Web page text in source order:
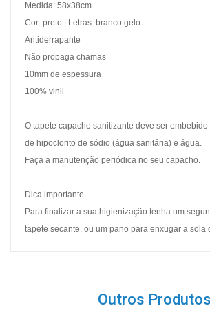
Medida: 58x38cm
Cor: preto | Letras: branco gelo
Antiderrapante
Não propaga chamas
10mm de espessura
100% vinil
O tapete capacho sanitizante deve ser
de hipoclorito de sódio (água sanitária) e água.
Faça a manutenção periódica no seu capacho.
Dica importante
Para finalizar a sua higienização tenha um
tapete secante, ou um pano para enxugar a sola
Outros Produtos